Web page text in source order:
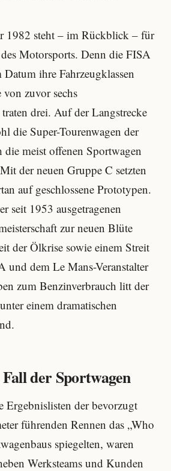
1982 steht – im Rückblick – für
Motorsports. Denn die FISA
Datum ihre Fahrzeugklassen
zuvor sechs
drei. Auf der Langstrecke
die Super-Tourenwagen der
die meist offenen Sportwagen
der neuen Gruppe C setzten
auf geschlossene Prototypen.
seit 1953 ausgetragenen
zur neuen Blüte
der Ölkrise sowie einem Streit
und dem Le Mans-Veranstalter
zum Benzinverbrauch litt der
einem dramatischen
der Sportwagen
Ergebnislisten der bevorzugt
führenden Rennen das „Who
spiegelten, waren
Werksteams und Kunden